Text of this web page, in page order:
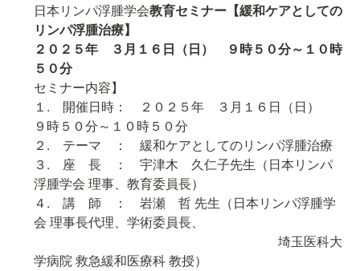
日本リンパ浮腫学会教育セミナー【緩和ケアとしての
リンパ浮腫治療】
２０２５年　３月１６日（日）　９時５０分～１０時
５０分
セミナー内容】
１.　開催日時：　２０２５年　３月１６日（日）
９時５０分～１０時５０分
２.　テーマ　：　緩和ケアとしてのリンパ浮腫治療
３.　座　長　：　宇津木　久仁子先生（日本リンパ
浮腫学会 理事、教育委員長）
４.　講　師　：　岩瀬　哲 先生（日本リンパ浮腫学
会 理事長代理、学術委員長、
埼玉医科大
学病院 救急緩和医療科 教授）